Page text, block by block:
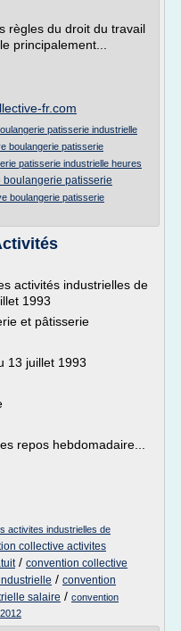
règles du droit du travail
principalement...
fr.com
patisserie industrielle
boulangerie patisserie
patisserie industrielle heures
patisserie
boulangerie patisserie
activités industrielles de
1993
et pâtisserie
13 juillet 1993
repos hebdomadaire...
activites industrielles de
collective activites
/ convention collective
/ convention
salaire / convention